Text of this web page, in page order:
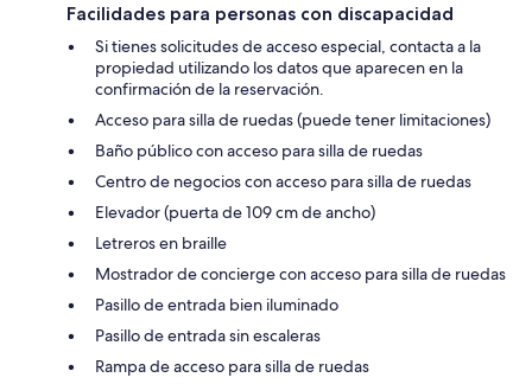
Facilidades para personas con discapacidad
Si tienes solicitudes de acceso especial, contacta a la
propiedad utilizando los datos que aparecen en la
confirmación de la reservación.
Acceso para silla de ruedas (puede tener limitaciones)
Baño público con acceso para silla de ruedas
Centro de negocios con acceso para silla de ruedas
Elevador (puerta de 109 cm de ancho)
Letreros en braille
Mostrador de concierge con acceso para silla de ruedas
Pasillo de entrada bien iluminado
Pasillo de entrada sin escaleras
Rampa de acceso para silla de ruedas